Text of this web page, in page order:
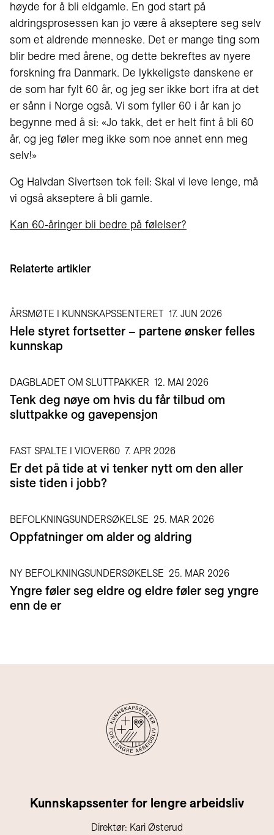
høyde for å bli eldgamle. En god start på
aldringsprosessen kan jo være å akseptere seg selv
som et aldrende menneske. Det er mange ting som
blir bedre med årene, og dette bekreftes av nyere
forskning fra Danmark. De lykkeligste danskene er
de som har fylt 60 år, og jeg ser ikke bort ifra at det
er sånn i Norge også. Vi som fyller 60 i år kan jo
begynne med å si: «Jo takk, det er helt fint å bli 60
år, og jeg føler meg ikke som noe annet enn meg
selv!»
Og Halvdan Sivertsen tok feil: Skal vi leve lenge, må
vi også akseptere å bli gamle.
Kan 60-åringer bli bedre på følelser?
Relaterte artikler
ÅRSMØTE I KUNNSKAPSSENTERET 17. JUN 2026
Hele styret fortsetter – partene ønsker felles
kunnskap
DAGBLADET OM SLUTTPAKKER 12. MAI 2026
Tenk deg nøye om hvis du får tilbud om
sluttpakke og gavepensjon
FAST SPALTE I VIOVER60 7. APR 2026
Er det på tide at vi tenker nytt om den aller
siste tiden i jobb?
BEFOLKNINGSUNDERSØKELSE 25. MAR 2026
Oppfatninger om alder og aldring
NY BEFOLKNINGSUNDERSØKELSE 25. MAR 2026
Yngre føler seg eldre og eldre føler seg yngre
enn de er
Kunnskapssenter for lengre arbeidsliv
Direktør: Kari Østerud